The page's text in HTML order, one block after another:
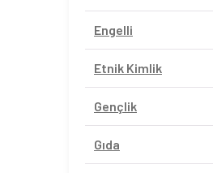
Engelli
Etnik Kimlik
Gençlik
Gıda